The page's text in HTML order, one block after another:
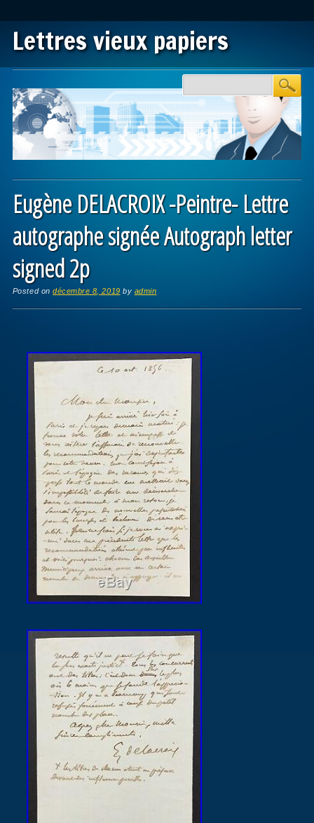
Lettres vieux papiers
Main menu
Eugène DELACROIX -Peintre- Lettre
autographe signée Autograph letter
signed 2p
Posted ondécembre 8, 2019 by admin